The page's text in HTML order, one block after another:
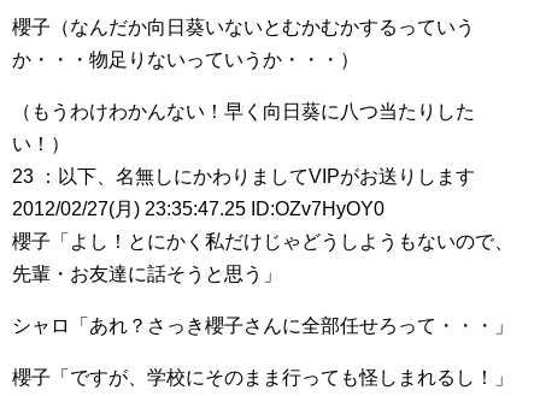
櫻子（なんだか向日葵いないとむかむかするっていう
か・・・物足りないっていうか・・・）
（もうわけわかんない！早く向日葵に八つ当たりした
い！）
23 ：以下、名無しにかわりましてVIPがお送りします
2012/02/27(月) 23:35:47.25 ID:OZv7HyOY0
櫻子「よし！とにかく私だけじゃどうしようもないので、
先輩・お友達に話そうと思う」
シャロ「あれ？さっき櫻子さんに全部任せろって・・・」
櫻子「ですが、学校にそのまま行っても怪しまれるし！」